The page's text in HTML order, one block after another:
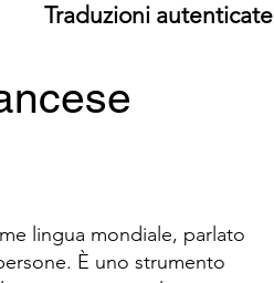
lingua mondiale, parlato
È uno strumento
Traduzioni autenticate